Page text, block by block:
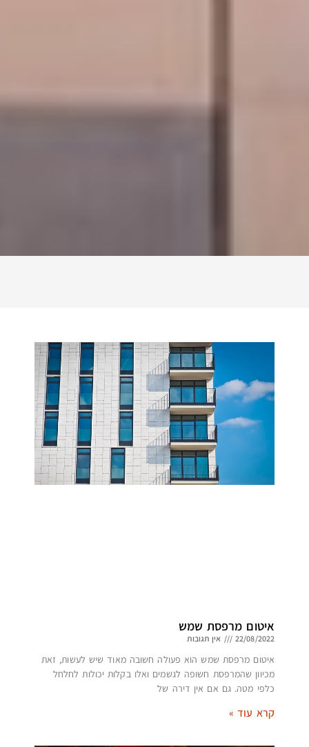
איטום מרפסת שמש
22/08/2022 אין תגובות
איטום מרפסת שמש הוא פעולה חשובה מאוד שיש לעשות, זאת
מכיוון שהמרפסת חשופה לגשמים ואלו בקלות יכולות לחלחל
כלפי מטה. גם אם אין דירה של
קרא עוד »